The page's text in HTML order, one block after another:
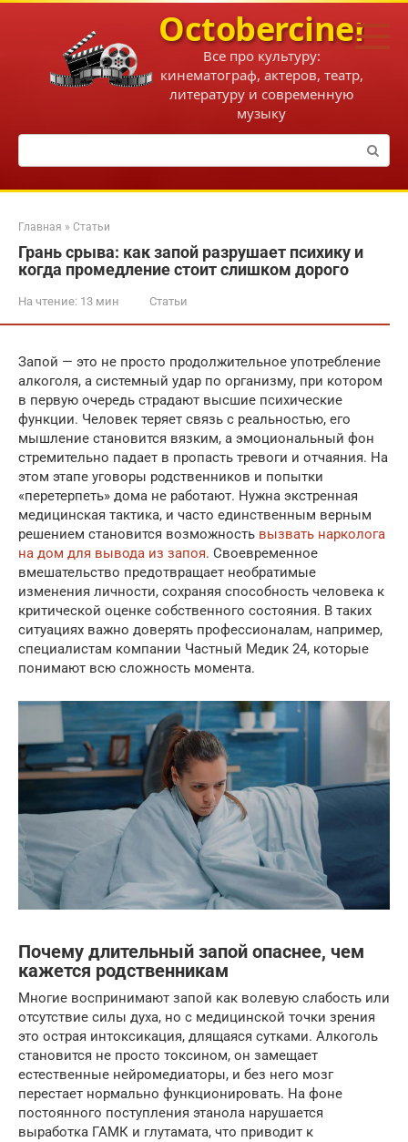
Перейти
Octobercinema
Все про культуру:
кинематограф, актеров, театр,
литературу и современную
музыку
Поиск:
Главная » Статьи
Грань срыва: как запой разрушает психику и
когда промедление стоит слишком дорого
На чтение: 13 мин Статьи
Запой — это не просто продолжительное употребление
алкоголя, а системный удар по организму, при котором
в первую очередь страдают высшие психические
функции. Человек теряет связь с реальностью, его
мышление становится вязким, а эмоциональный фон
стремительно падает в пропасть тревоги и отчаяния. На
этом этапе уговоры родственников и попытки
«перетерпеть» дома не работают. Нужна экстренная
медицинская тактика, и часто единственным верным
решением становится возможность вызвать нарколога
на дом для вывода из запоя. Своевременное
вмешательство предотвращает необратимые
изменения личности, сохраняя способность человека к
критической оценке собственного состояния. В таких
ситуациях важно доверять профессионалам, например,
специалистам компании Частный Медик 24, которые
понимают всю сложность момента.
Почему длительный запой опаснее, чем
кажется родственникам
Многие воспринимают запой как волевую слабость или
отсутствие силы духа, но с медицинской точки зрения
это острая интоксикация, длящаяся сутками. Алкоголь
становится не просто токсином, он замещает
естественные нейромедиаторы, и без него мозг
перестает нормально функционировать. На фоне
постоянного поступления этанола нарушается
выработка ГАМК и глутамата, что приводит к